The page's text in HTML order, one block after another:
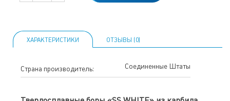
ХАРАКТЕРИСТИКИ ОТЗЫВЫ (0)
Страна производитель: Соединенные Штаты